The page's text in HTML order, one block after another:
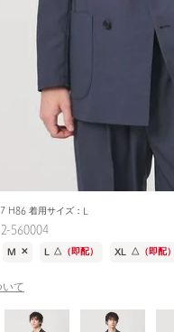
H86 着用サイズ：L
2-560004
M ✕ △ （即配） XL △ （即配
て